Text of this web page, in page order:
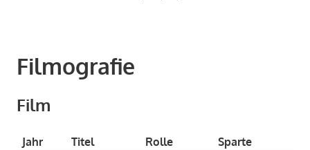
Filmografie
Film
Jahr Titel Rolle Sparte